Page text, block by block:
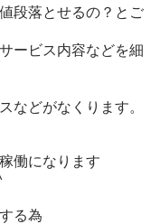
段落とせるの？とご
ービス内容などを細
などがなくります。
働になります
る為